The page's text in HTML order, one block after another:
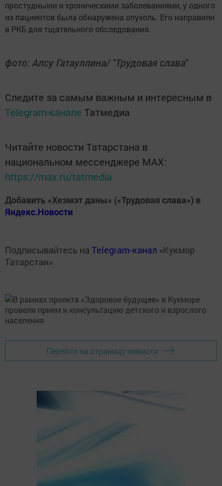
простудными и хроническими заболеваниями, у одного
из пациентов была обнаружена опухоль. Его направили
в РКБ для тщательного обследования.
фото: Алсу Гатауллина/ "Трудовая слава"
Следите за самым важным и интересным в
Telegram-канале Татмедиа
Читайте новости Татарстана в
национальном мессенджере MАХ:
https://max.ru/tatmedia
Добавить «Хезмэт даны» («Трудовая слава») в
Яндекс.Новости
Подписывайтесь на Telegram-канал «Кукмор
Татарстан»
Перейти на страницу новости